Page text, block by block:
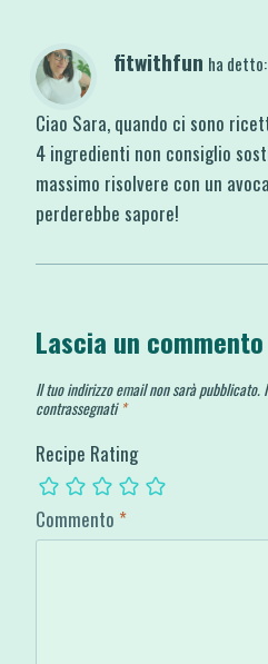
fitwithfun ha detto:
Ciao Sara, quando ci sono
4 ingredienti non consiglio
massimo risolvere con un
perderebbe sapore!
Lascia un commento
Il tuo indirizzo email non sarà pubblicato.
contrassegnati *
Recipe Rating
Commento *